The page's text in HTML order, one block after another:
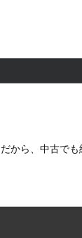
から、中古で